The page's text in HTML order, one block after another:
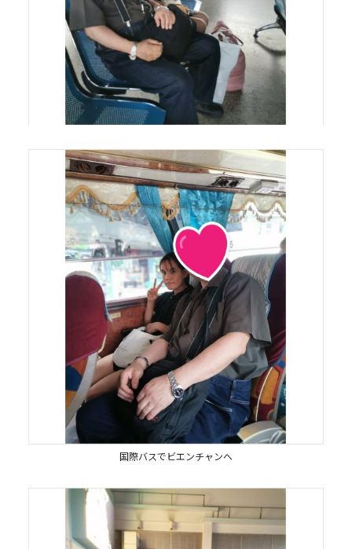
国際バスでビエンチャンへ